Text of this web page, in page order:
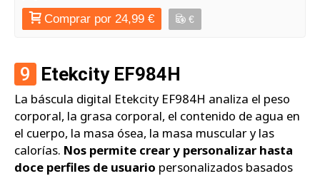
Comprar por 24,99 € €
9 Etekcity EF984H
La báscula digital Etekcity EF984H analiza el peso
corporal, la grasa corporal, el contenido de agua en
el cuerpo, la masa ósea, la masa muscular y las
calorías. Nos permite crear y personalizar hasta
doce perfiles de usuario personalizados basados